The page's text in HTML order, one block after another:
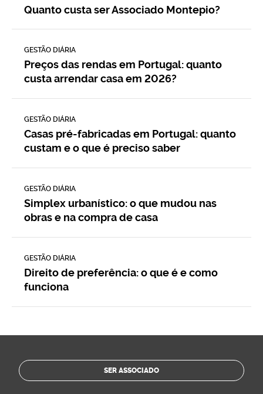
Quanto custa ser Associado Montepio?
GESTÃO DIÁRIA
Preços das rendas em Portugal: quanto
custa arrendar casa em 2026?
GESTÃO DIÁRIA
Casas pré-fabricadas em Portugal: quanto
custam e o que é preciso saber
GESTÃO DIÁRIA
Simplex urbanístico: o que mudou nas
obras e na compra de casa
GESTÃO DIÁRIA
Direito de preferência: o que é e como
funciona
SER ASSOCIADO